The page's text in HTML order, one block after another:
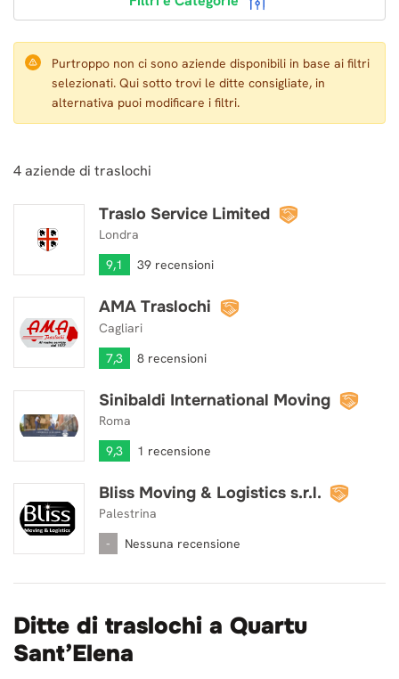
Purtroppo non ci sono aziende disponibili in base ai filtri
selezionati. Qui sotto trovi le ditte consigliate, in
alternativa puoi modificare i filtri.
4aziende di traslochi
Traslo Service Limited
Londra
9,1
39 recensioni
Traslo Service Limited
AMA Traslochi
Cagliari
7,3
8 recensioni
AMA Traslochi
Sinibaldi International Moving
Roma
9,3
1 recensione
Sinibaldi International Moving
Bliss Moving & Logistics s.r.l.
Palestrina
-
Nessuna recensione
Bliss Moving & Logistics s.r.l.
Ditte di traslochi a Quartu
Sant’Elena